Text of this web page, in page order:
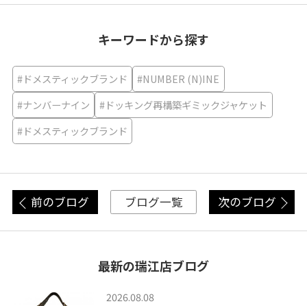
キーワードから探す
#ドメスティックブランド
#NUMBER (N)INE
#ナンバーナイン
#ドッキング再構築ギミックジャケット
#ドメスティックブランド
前のブログ ブログ一覧 次のブログ
最新の瑞江店ブログ
2026.08.08